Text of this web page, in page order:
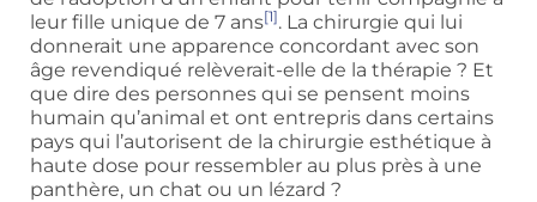
leur fille unique de 7 ans[1]. La chirurgie qui lui
donnerait une apparence concordant avec son
âge revendiqué relèverait-elle de la thérapie ? Et
que dire des personnes qui se pensent moins
humain qu’animal et ont entrepris dans certains
pays qui l’autorisent de la chirurgie esthétique à
haute dose pour ressembler au plus près à une
panthère, un chat ou un lézard ?